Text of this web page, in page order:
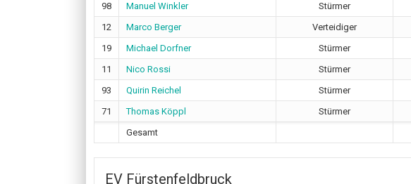
98
Manuel Winkler Stürmer
12
Marco Berger Verteidiger
19
Michael Dorfner Stürmer
11
Nico Rossi Stürmer
93
Quirin Reichel Stürmer
71
Thomas Köppl Stürmer
Gesamt
EV Fürstenfeldbruck